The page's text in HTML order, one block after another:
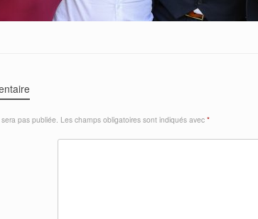
pas publiée. Les champs obligatoires sont indiqués avec *